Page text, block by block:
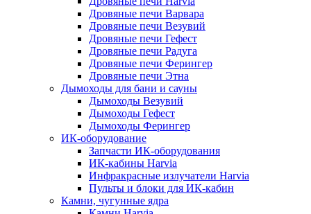
Дровяные печи Варвара
Дровяные печи Везувий
Дровяные печи Гефест
Дровяные печи Радуга
Дровяные печи Ферингер
Дровяные печи Этна
Дымоходы для бани и сауны
Дымоходы Везувий
Дымоходы Гефест
Дымоходы Ферингер
ИК-оборудование
Запчасти ИК-оборудования
ИК-кабины Harvia
Инфракрасные излучатели Harvia
Пульты и блоки для ИК-кабин
Камни, чугунные ядра